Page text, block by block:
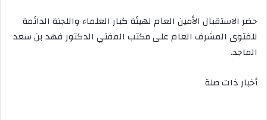
حضر الاستقبال الأمين العام لهيئة كبار العلماء واللجنة الدائمة
للفتوى المشرف العام على مكتب المفتي الدكتور فهد بن سعد
الماجد.
أخبار ذات صلة